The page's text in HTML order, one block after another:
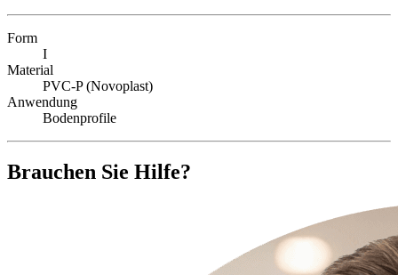
Form
I
Material
PVC-P (Novoplast)
Anwendung
Bodenprofile
Brauchen Sie Hilfe?